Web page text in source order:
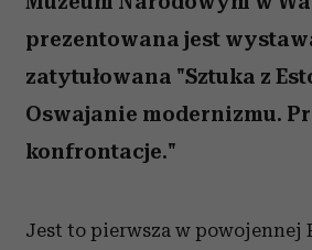
prezentowana jest
zatytułowana "Sztuka z
Oswajanie modernizmu.
konfrontacje."
Jest to pierwsza w powojennej